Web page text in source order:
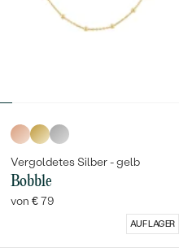
Vergoldetes Silber - gelb
Bobble
von € 79
AUF LAGER